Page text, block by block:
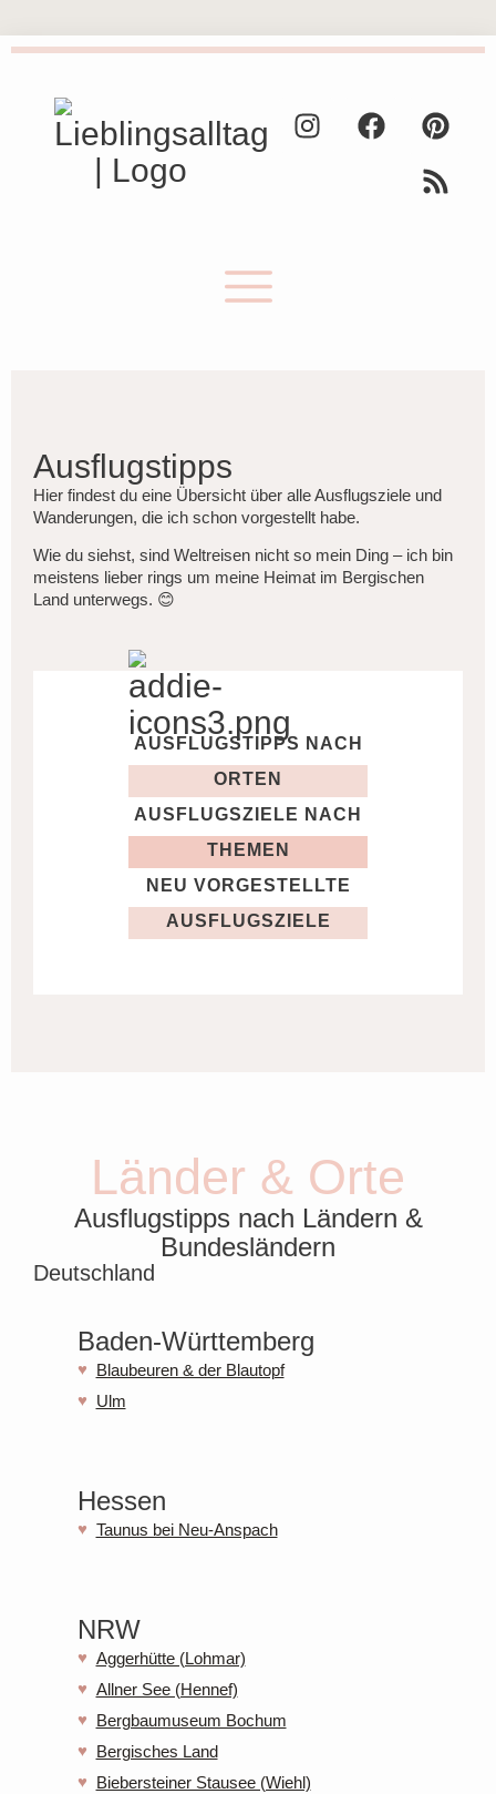
Ausflugstipps
Hier findest du eine Übersicht über alle Ausflugsziele und
Wanderungen, die ich schon vorgestellt habe.
Wie du siehst, sind Weltreisen nicht so mein Ding – ich bin
meistens lieber rings um meine Heimat im Bergischen
Land unterwegs. 😊
AUSFLUGSTIPPS NACH
ORTEN
AUSFLUGSZIELE NACH
THEMEN
NEU VORGESTELLTE
AUSFLUGSZIELE
Länder & Orte
Ausflugstipps nach Ländern &
Bundesländern
Deutschland
Baden-Württemberg
Blaubeuren & der Blautopf
Ulm
Hessen
Taunus bei Neu-Anspach
NRW
Aggerhütte (Lohmar)
Allner See (Hennef)
Bergbaumuseum Bochum
Bergisches Land
Biebersteiner Stausee (Wiehl)